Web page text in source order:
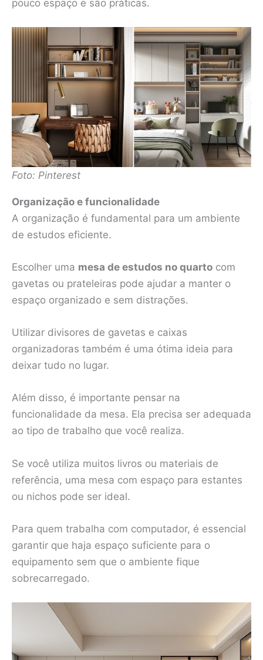
pouco espaço e são práticas.
Foto: Pinterest
Organização e funcionalidade
A organização é fundamental para um ambiente
de estudos eficiente.
Escolher uma mesa de estudos no quarto com
gavetas ou prateleiras pode ajudar a manter o
espaço organizado e sem distrações.
Utilizar divisores de gavetas e caixas
organizadoras também é uma ótima ideia para
deixar tudo no lugar.
Além disso, é importante pensar na
funcionalidade da mesa. Ela precisa ser adequada
ao tipo de trabalho que você realiza.
Se você utiliza muitos livros ou materiais de
referência, uma mesa com espaço para estantes
ou nichos pode ser ideal.
Para quem trabalha com computador, é essencial
garantir que haja espaço suficiente para o
equipamento sem que o ambiente fique
sobrecarregado.